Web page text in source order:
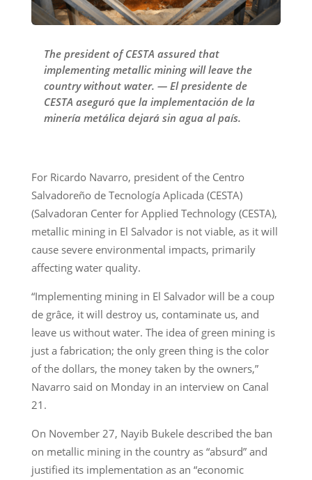
The president of CESTA assured that
implementing metallic mining will leave the
country without water. — El presidente de
CESTA aseguró que la implementación de la
minería metálica dejará sin agua al país.
For Ricardo Navarro, president of the Centro
Salvadoreño de Tecnología Aplicada (CESTA)
(Salvadoran Center for Applied Technology (CESTA),
metallic mining in El Salvador is not viable, as it will
cause severe environmental impacts, primarily
affecting water quality.
“Implementing mining in El Salvador will be a coup
de grâce, it will destroy us, contaminate us, and
leave us without water. The idea of green mining is
just a fabrication; the only green thing is the color
of the dollars, the money taken by the owners,”
Navarro said on Monday in an interview on Canal
21.
On November 27, Nayib Bukele described the ban
on metallic mining in the country as “absurd” and
justified its implementation as an “economic